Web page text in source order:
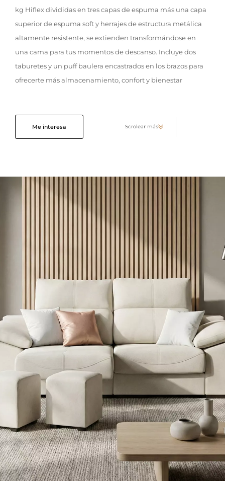
kg Hiflex divididas en tres capas de espuma más una capa
superior de espuma soft y herrajes de estructura metálica
altamente resistente, se extienden transformándose en
una cama para tus momentos de descanso. Incluye dos
taburetes y un puff baulera encastrados en los brazos para
ofrecerte más almacenamiento, confort y bienestar
Me interesa Scrolear más